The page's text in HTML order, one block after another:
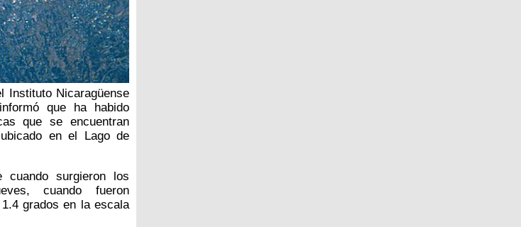
Instituto Nicaragüense
que ha habido
que se encuentran
en el Lago de
surgieron los
cuando fueron
grados en la escala